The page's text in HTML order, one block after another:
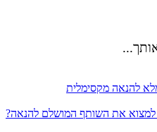
להנאה מקסימלית
למצוא את השותף המושלם להנאה?